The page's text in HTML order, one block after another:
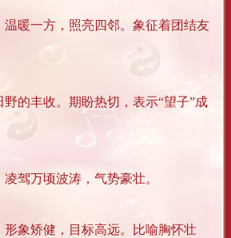
温暖一方，照亮四邻。象征着团结友
的丰收。期盼热切，表示“望子”成
驾万顷波涛，气势豪壮。
形象矫健，目标高远。比喻胸怀壮